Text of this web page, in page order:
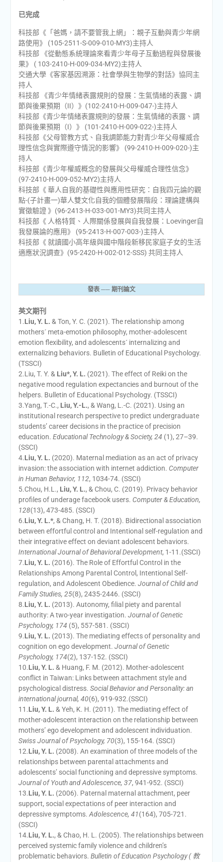
已完成
科技部《「爸媽，請不要管我上網」：親子互動與青少年網
路使用》 (105-2511-S-009-010-MY3)主持人
科技部 《從動態系統理論來看青少年母子互動過程與發展後
果》 ( 103-2410-H-009-034-MY2)主持人
交通大學《客家基因溯源：社會學與生物學的對話》協同主
持人
科技部 《青少年情緒表露規則的發展：生氣情緒的表露、調
節與後果預期（II）》(102-2410-H-009-047-)主持人
科技部《青少年情緒表露規則的發展：生氣情緒的表露、調
節與後果預期（I）》 (101-2410-H-009-022-)主持人
科技部《父母管教方式、自我調節能力對青少年父母權威合
理性信念與實際遵守情況的影響》 (99-2410-H-009-020-)主
持人
科技部《青少年權威概念的發展與父母權威合理性信念》
(97-2410-H-009-052-MY2)主持人
科技部《 華人自我的基礎性與應用性研究：自我四元論的觀
點-(子計畫一)華人雙文化自我的個體發展階段：理論建構與
實徵驗證 》(96-2413-H-033-001-MY3)共同主持人
科技部《 人格特質、人際關係發展與自我發展：Loevinger自
我發展論的應用》 (95-2413-H-007-003-)主持人
科技部《 就讀國小高年級與國中階段新移民家庭子女的生活
適應狀況調查》(95-2420-H-002-012-SSS) 共同主持人
發表 ── 期刊論文
英文期刊
1.Liu, Y. L. & Ton, Y. C. (2021). The relationship among
mothers´ meta-emotion philosophy, mother-adolescent
emotion flexibility, and adolescents´ internalizing and
externalizing behaviors. Bulletin of Educational Psychology.
(TSSCI)
2.Liu, T. Y. &Liu*, Y. L. (2021). The effect of Reiki on the
negative mood regulation expectancies and burnout of the
helpers. Bulletin of Educational Psychology. (TSSCI)
3.Yang, T.-C., Liu, Y.-L., & Wang, L.-C. (2021). Using an
institutional research perspective to predict undergraduate
students’ career decisions in the practice of precision
education. Educational Technology & Society, 24 (1), 27–39.
(SSCI)
4.Liu, Y. L. (2020). Maternal mediation as an act of privacy
invasion: the association with internet addiction. Computer
in Human Behavior, 112, 1034-74. (SSCI)
5.Chou, H.L., Liu, Y. L., & Chou, C. (2019). Privacy behavior
profiles of underage facebook users. Computer & Education,
128(13), 473-485. (SSCI)
6.Liu, Y. L.*, & Chang, H. T. (2018). Bidirectional association
between effortful control and Intentional self-regulation and
their integrative effect on deviant adolescent behaviors.
International Journal of Behavioral Development, 1-11.(SSCI)
7.Liu, Y. L. (2016). The Role of Effortful Control in the
Relationships Among Parental Control, Intentional Self-
regulation, and Adolescent Obedience. Journal of Child and
Family Studies, 25(8), 2435-2446. (SSCI)
8.Liu, Y. L. (2013). Autonomy, filial piety and parental
authority: A two-year investigation. Journal of Genetic
Psychology, 174 (5), 557-581. (SSCI)
9.Liu, Y. L. (2013). The mediating effects of personality and
cognition on ego development. Journal of Genetic
Psychology, 174(2), 137-152. (SSCI)
10.Liu, Y. L. & Huang, F. M. (2012). Mother-adolescent
conflict in Taiwan: Links between attachment style and
psychological distress. Social Behavior and Personality: an
international journal, 40(6), 919-932.(SSCI)
11.Liu, Y. L. & Yeh, K. H. (2011). The mediating effect of
mother-adolescent interaction on the relationship between
mothers’ ego development and adolescent individuation.
Swiss Journal of Psychology, 70(3), 155-164. (SSCI)
12.Liu, Y. L. (2008). An examination of three models of the
relationships between parental attachments and
adolescents’ social functioning and depressive symptoms.
Journal of Youth and Adolescence, 37, 941-952. (SSCI)
13.Liu, Y. L. (2006). Paternal maternal attachment, peer
support, social expectations of peer interaction and
depressive symptoms.Adolescence, 41(164), 705-721.
(SSCI)
14.Liu, Y. L., & Chao, H. L. (2005). The relationships between
perceived systemic family violence and children’s
problematic behaviors. Bulletin of Education Psychology ( 教